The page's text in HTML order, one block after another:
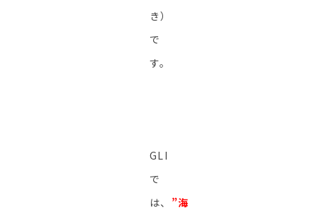
き）
で
す。
GLI
で
は、 ”海